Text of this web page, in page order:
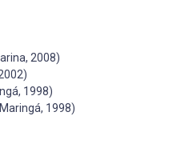
2008)
1998)
1998)